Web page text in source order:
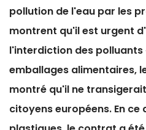
pollution de l'eau par les
montrent qu'il est urgent
l'interdiction des polluants
emballages alimentaires,
montré qu'il ne
citoyens européens. En ce